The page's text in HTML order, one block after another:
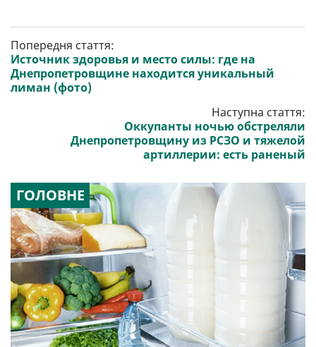
Попередня стаття:
Источник здоровья и место силы: где на
Днепропетровщине находится уникальный
лиман (фото)
Наступна стаття:
Оккупанты ночью обстреляли
Днепропетровщину из РСЗО и тяжелой
артиллерии: есть раненый
ГОЛОВНЕ